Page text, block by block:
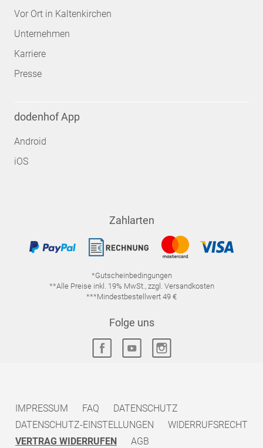
Vor Ort in Kaltenkirchen
Unternehmen
Karriere
Presse
dodenhof App
Android
iOS
Zahlarten
*Gutscheinbedingungen
**Alle Preise inkl. 19% MwSt., zzgl. Versandkosten
***Mindestbestellwert 49 €
Folge uns
IMPRESSUM FAQ
DATENSCHUTZ
DATENSCHUTZ-EINSTELLUNGEN
WIDERRUFSRECHT
VERTRAG WIDERRUFEN
AGB